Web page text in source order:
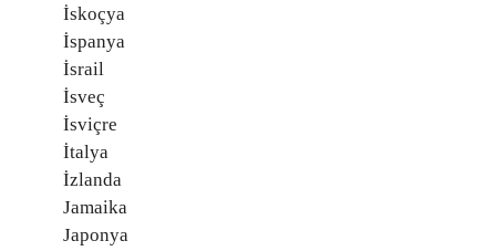
İskoçya
İspanya
İsrail
İsveç
İsviçre
İtalya
İzlanda
Jamaika
Japonya